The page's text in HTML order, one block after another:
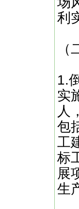
利
1.
实
人
包
工
标
展
生